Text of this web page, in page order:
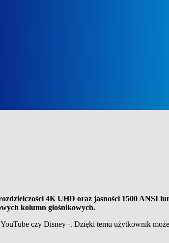
4K UHD oraz jasności 1500 ANSI
kolumn głośnikowych.
czy Disney+. Dzięki temu użytkownik